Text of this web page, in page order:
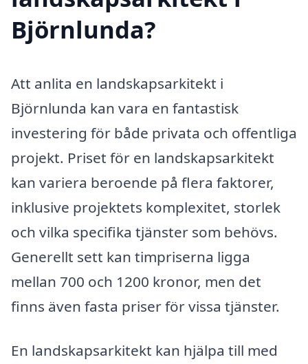
Björnlunda?
Att anlita en landskapsarkitekt i
Björnlunda kan vara en fantastisk
investering för både privata och offentliga
projekt. Priset för en landskapsarkitekt
kan variera beroende på flera faktorer,
inklusive projektets komplexitet, storlek
och vilka specifika tjänster som behövs.
Generellt sett kan timpriserna ligga
mellan 700 och 1200 kronor, men det
finns även fasta priser för vissa tjänster.
En landskapsarkitekt kan hjälpa till med